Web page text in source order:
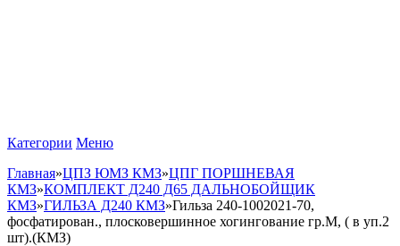
Категории Меню
Главная»ЦПЗ ЮМЗ КМЗ»ЦПГ ПОРШНЕВАЯ
КМЗ»КОМПЛЕКТ Д240 Д65 ДАЛЬНОБОЙЩИК
КМЗ»ГИЛЬЗА Д240 КМЗ»Гильза 240-1002021-70,
фосфатирован., плосковершинное хогингование гр.М, ( в уп.2
шт).(КМЗ)